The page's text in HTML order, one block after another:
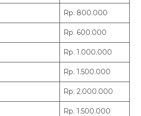
Rp. 800.000
Rp. 600.000
Rp. 1.000.000
Rp. 1.500.000
Rp. 2.000.000
Rp. 1.500.000